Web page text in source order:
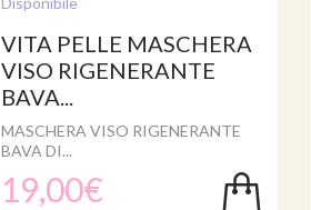
VITA PELLE MASCHERA
VISO RIGENERANTE
BAVA...
MASCHERA VISO RIGENERANTE
BAVA DI...
19,00€